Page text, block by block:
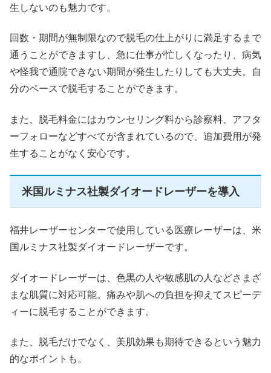
生しないのも魅力です。
回数・期間が無制限なので脱毛の仕上がりに満足するまで
通うことができますし、急に仕事が忙しくなったり、病気
や怪我で通院できない期間が発生したりしても大丈夫。自
分のペースで脱毛することができます。
また、脱毛料金にはカウンセリング料から診察料、アフタ
ーフォローなどすべてが含まれているので、追加費用が発
生することがなく安心です。
米国ルミナス社製ダイオードレーザーを導入
福井レーザーセンターで使用している医療レーザーは、米
国ルミナス社製ダイオードレーザーです。
ダイオードレーザーは、色黒の人や敏感肌の人などさまざ
まな肌質に対応可能。痛みや肌への負担を抑えてスピーデ
ィーに脱毛することができます。
また、脱毛だけでなく、美肌効果も期待できるという魅力
的なポイントも。